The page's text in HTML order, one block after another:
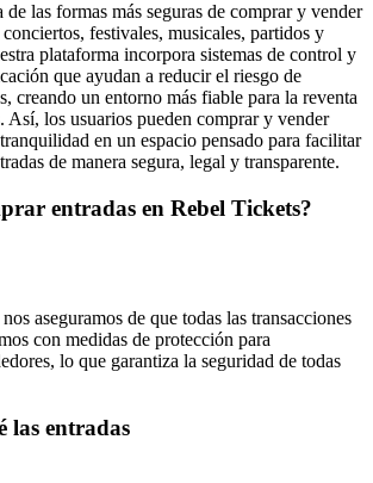
de las formas más seguras de comprar y vender
festivales, musicales, partidos y
plataforma incorpora sistemas de control y
que ayudan a reducir el riesgo de
creando un entorno más fiable para la reventa
Así, los usuarios pueden comprar y vender
en un espacio pensado para facilitar
de manera segura, legal y transparente.
entradas en Rebel Tickets?
aseguramos de que todas las transacciones
con medidas de protección para
lo que garantiza la seguridad de todas
las entradas